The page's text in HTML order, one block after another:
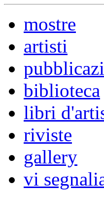
mostre
artisti
biblioteca
libri
riviste
gallery
vi